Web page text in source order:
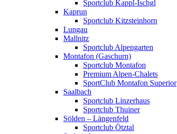
Sportclub Kappl-Ischgl
Kaprun
Sportclub Kitzsteinhorn
Lungau
Mallnitz
Sportclub Alpengarten
Montafon (Gaschurn)
Sportclub Montafon
Premium Alpen-Chalets
SportClub Montafon Superior
Saalbach
Sportclub Linzerhaus
Sportclub Thuiner
Sölden – Längenfeld
Sportclub Ötztal